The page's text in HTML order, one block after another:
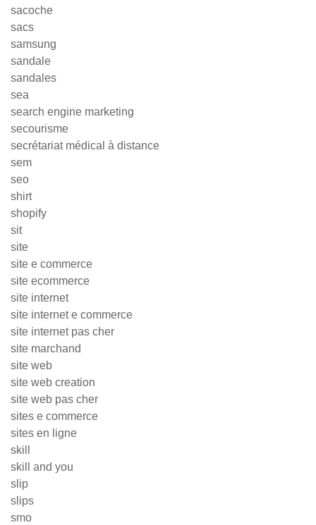
sacoche
sacs
samsung
sandale
sandales
sea
search engine marketing
secourisme
secrétariat médical à distance
sem
seo
shirt
shopify
sit
site
site e commerce
site ecommerce
site internet
site internet e commerce
site internet pas cher
site marchand
site web
site web creation
site web pas cher
sites e commerce
sites en ligne
skill
skill and you
slip
slips
smo